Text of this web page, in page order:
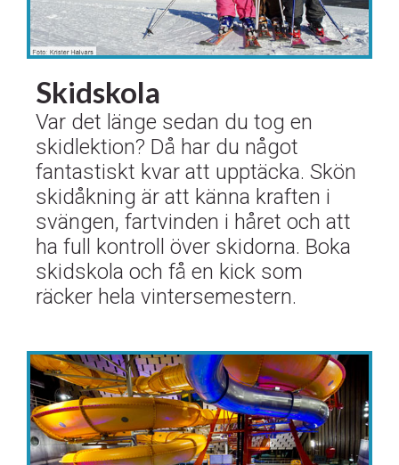
Skidskola
​​​​​​​Var det länge sedan du tog en
skidlektion? Då har du något
fantastiskt kvar att upptäcka. Skön
skidåkning är att känna kraften i
svängen, fartvinden i håret och att
ha full kontroll över skidorna. Boka
skidskola och få en kick som
räcker hela vintersemestern.